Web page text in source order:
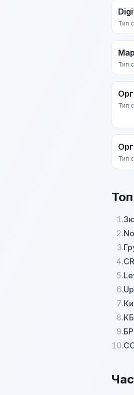
Тип
Тип
Тип
Тип
1.
2.
3.
4.
5.
6.
7.
8.
9.
10.